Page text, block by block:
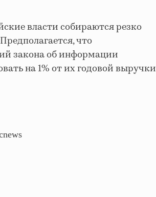
власти собираются резко
что
закона об информации
на 1% от их годовой выручки